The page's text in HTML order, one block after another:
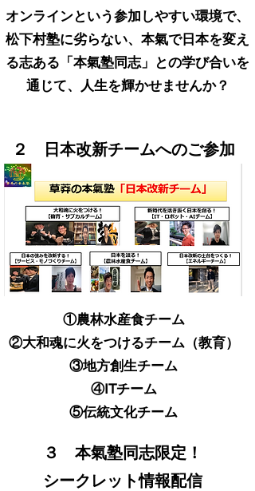
オンラインという参加しやすい環境で、
松下村塾に劣らない、本氣で日本を変え
る志ある「本氣塾同志」との学び合いを
通じて、人生を輝かせませんか？
​２ 日本改新チームへのご参加
①農林水産食チーム​
②大和魂に火をつけるチーム（教育）
③地方創生チーム
④ITチーム
​⑤伝統文化チーム
​３ 本氣塾同志限定！
シークレット情報配信